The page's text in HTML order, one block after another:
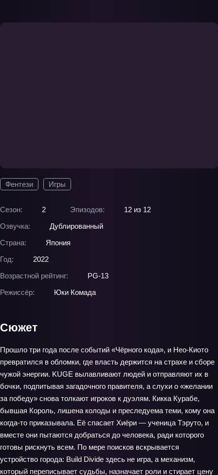
Фентези Игры
Сезон: 2 Эпизодов:
12 из 12
Озвучка:
Дублированный
Страна:
Япония
Год:
2022
Возрастной рейтинг:
PG-13
Режиссёр:
Юки Комада
Сюжет
Прошло три года после событий «Чёрного кода», и Нео‑Киото
превратился в обломки, где власть держится на страхе и сборе
чужой энергии. KUGE вылавливают людей и отправляют их в
бочки, подпитывая загадочного правителя, а слухи о «желании
за победу» снова толкают игроков к дуэлям. Кикка Курабе,
бывшая Король, лишена колоды и преследуема теми, кому она
когда‑то приказывала. Её спасает Хиёри — ученица Тэруто, и
вместе они пытаются добраться до человека, ради которого
готовы рискнуть всем. По мере поисков вскрывается
устройство города: Build Divide здесь не игра, а механизм,
который переписывает судьбы, назначает роли и стирает цену